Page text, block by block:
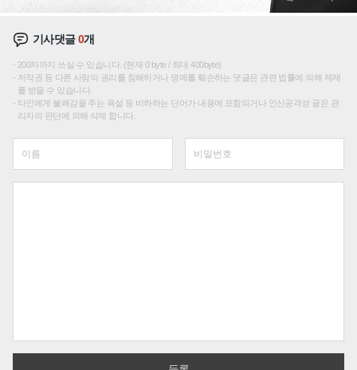
기사댓글0개
200자까지 쓰실 수 있습니다. (현재 0 byte / 최대 400byte)
저작권 등 다른 사람의 권리를 침해하거나 명예를 훼손하는 댓글은 관련 법률에 의해 제재
를 받을 수 있습니다.
타인에게 불쾌감을 주는 욕설 등 비하하는 단어가 내용에 포함되거나 인신공격성 글은 관
리자의 판단에 의해 삭제 합니다.